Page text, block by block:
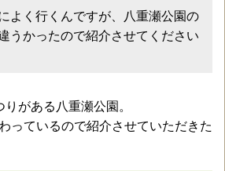
よく行くんですが、八重瀬公園の
うかったので紹介させてください
がある八重瀬公園。
っているので紹介させていただきた